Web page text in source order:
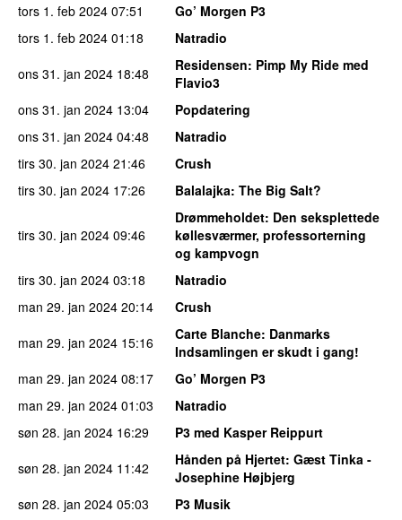
tors 1. feb 2024 07:51
Go’ Morgen P3
tors 1. feb 2024 01:18
Natradio
ons 31. jan 2024 18:48 Residensen: Pimp My Ride med
Flavio3
ons 31. jan 2024 13:04
Popdatering
ons 31. jan 2024 04:48
Natradio
tirs 30. jan 2024 21:46
Crush
tirs 30. jan 2024 17:26 Balalajka: The Big Salt?
tirs 30. jan 2024 09:46
Drømmeholdet: Den seksplettede
køllesværmer, professorterning
og kampvogn
tirs 30. jan 2024 03:18
Natradio
man 29. jan 2024 20:14
Crush
man 29. jan 2024 15:16 Carte Blanche: Danmarks
Indsamlingen er skudt i gang!
man 29. jan 2024 08:17
Go’ Morgen P3
man 29. jan 2024 01:03
Natradio
søn 28. jan 2024 16:29
P3 med Kasper Reippurt
søn 28. jan 2024 11:42 Hånden på Hjertet: Gæst Tinka -
Josephine Højbjerg
søn 28. jan 2024 05:03
P3 Musik